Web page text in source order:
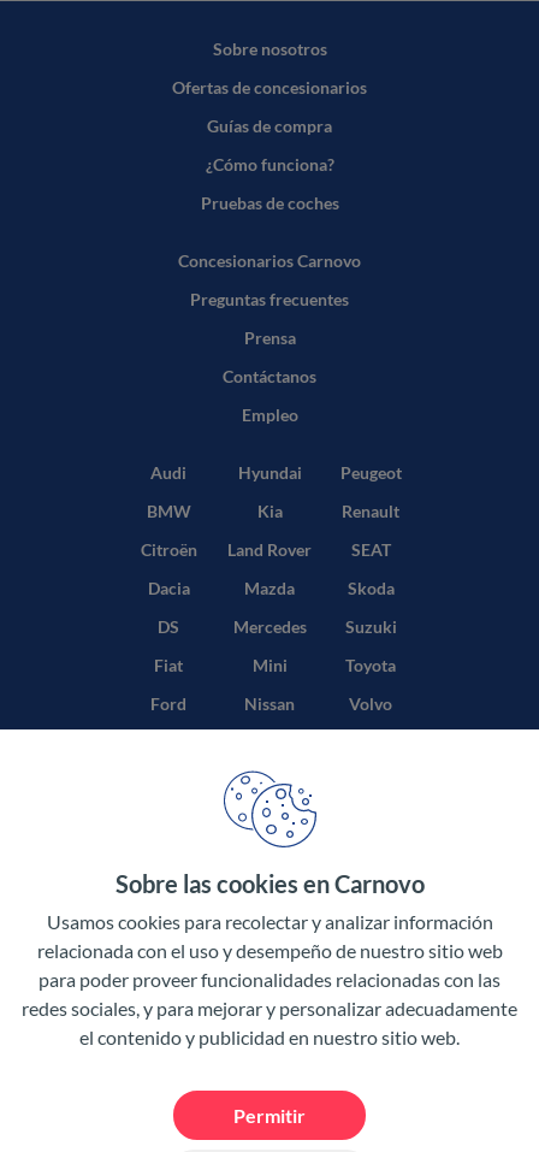
Sobre las cookies en Carnovo
Usamos cookies para recolectar y analizar información
relacionada con el uso y desempeño de nuestro sitio web
para poder proveer funcionalidades relacionadas con las
redes sociales, y para mejorar y personalizar adecuadamente
el contenido y publicidad en nuestro sitio web.
Permitir
Sobre nosotros
Ofertas de concesionarios
Guías de compra
¿Cómo funciona?
Pruebas de coches
Concesionarios Carnovo
Preguntas frecuentes
Prensa
Contáctanos
Empleo
Audi
BMW
Citroën
Dacia
DS
Fiat
Ford
Hyundai
Kia
Land Rover
Mazda
Mercedes
Mini
Nissan
Peugeot
Renault
SEAT
Skoda
Suzuki
Toyota
Volvo
Política de privacidad
Aviso legal